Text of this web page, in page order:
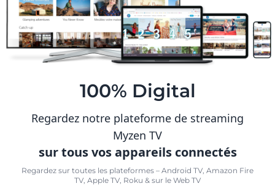
100% Digital
Regardez notre plateforme de streaming
Myzen TV
sur tous vos appareils connectés
Regardez sur toutes les plateformes – Android TV, Amazon Fire
TV, Apple TV, Roku & sur le Web TV